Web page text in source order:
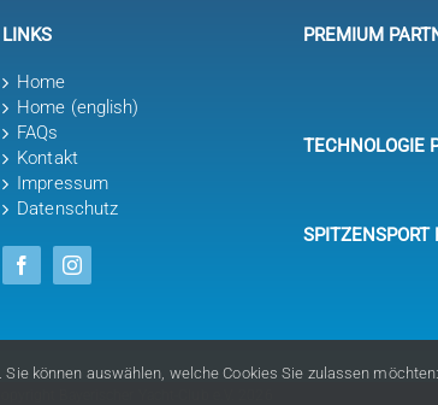
LINKS
Home
Home (english)
FAQs
Kontakt
Impressum
Datenschutz
PREMIUM
TECHNOLOGIE
SPITZENSPORT
. Sie können auswählen, welche Cookies Sie zulassen möchten: